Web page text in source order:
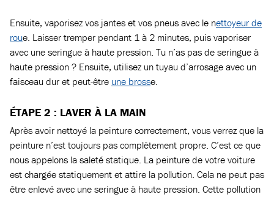
Ensuite, vaporisez vos jantes et vos pneus avec le nettoyeur de
roue. Laisser tremper pendant 1 à 2 minutes, puis vaporiser
avec une seringue à haute pression. Tu n’as pas de seringue à
haute pression ? Ensuite, utilisez un tuyau d’arrosage avec un
faisceau dur et peut-être une brosse.
ÉTAPE 2 : LAVER À LA MAIN
Après avoir nettoyé la peinture correctement, vous verrez que la
peinture n’est toujours pas complètement propre. C’est ce que
nous appelons la saleté statique. La peinture de votre voiture
est chargée statiquement et attire la pollution. Cela ne peut pas
être enlevé avec une seringue à haute pression. Cette pollution